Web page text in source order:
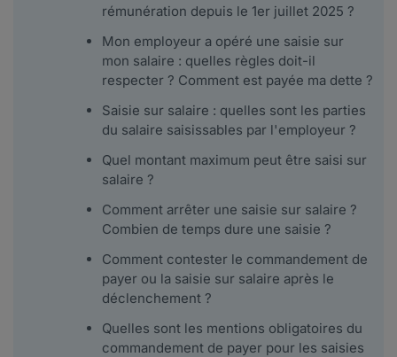
rémunération depuis le 1er juillet 2025 ?
Mon employeur a opéré une saisie sur
mon salaire : quelles règles doit-il
respecter ? Comment est payée ma dette ?
Saisie sur salaire : quelles sont les parties
du salaire saisissables par l'employeur ?
Quel montant maximum peut être saisi sur
salaire ?
Comment arrêter une saisie sur salaire ?
Combien de temps dure une saisie ?
Comment contester le commandement de
payer ou la saisie sur salaire après le
déclenchement ?
Quelles sont les mentions obligatoires du
commandement de payer pour les saisies